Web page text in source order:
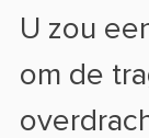
U zou
om de